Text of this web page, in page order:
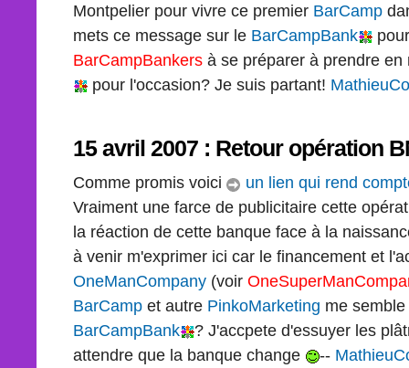
Montpelier pour vivre ce premier BarCamp
mets ce message sur le BarCampBank
BarCampBankers à se préparer à prendre
pour l'occasion? Je suis partant!
15 avril 2007 : Retour opération
Comme promis voici
un lien qui rend
Vraiment une farce de publicitaire cette
la réaction de cette banque face à la
à venir m'exprimer ici car le financement et
OneManCompany (voir
BarCamp et autre PinkoMarketing me
BarCampBank
? J'accpete d'essuyer les
attendre que la banque change
--